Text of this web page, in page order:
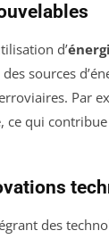
d’
sources
Par
ce qui
des